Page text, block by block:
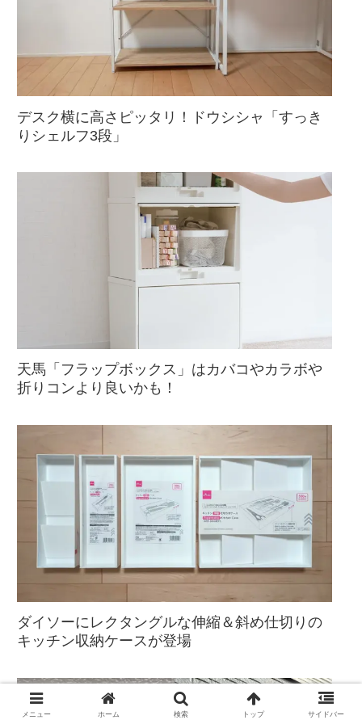
デスク横に高さピッタリ！ドウシシャ「すっき
りシェルフ3段」
天馬「フラップボックス」はカバコやカラボや
折りコンより良いかも！
ダイソーにレクタングルな伸縮＆斜め仕切りの
キッチン収納ケースが登場
メニュー ホーム 検索 トップ サイドバー